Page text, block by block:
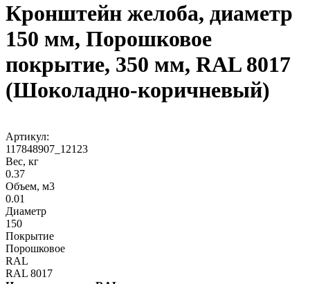
Кронштейн желоба, диаметр
150 мм, Порошковое
покрытие, 350 мм, RAL 8017
(Шоколадно-коричневый)
Артикул:
117848907_12123
Вес, кг
0.37
Объем, м3
0.01
Диаметр
150
Покрытие
Порошковое
RAL
RAL 8017